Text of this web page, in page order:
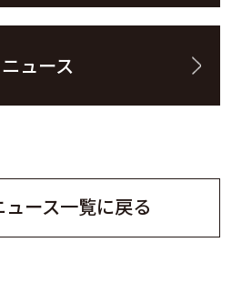
ニュース
ュース一覧に戻る